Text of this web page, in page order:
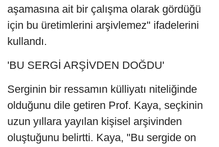
aşamasına ait bir çalışma olarak gördüğü
için bu üretimlerini arşivlemez" ifadelerini
kullandı.
'BU SERGİ ARŞİVDEN DOĞDU'
Serginin bir ressamın külliyatı niteliğinde
olduğunu dile getiren Prof. Kaya, seçkinin
uzun yıllara yayılan kişisel arşivinden
oluştuğunu belirtti. Kaya, "Bu sergide on